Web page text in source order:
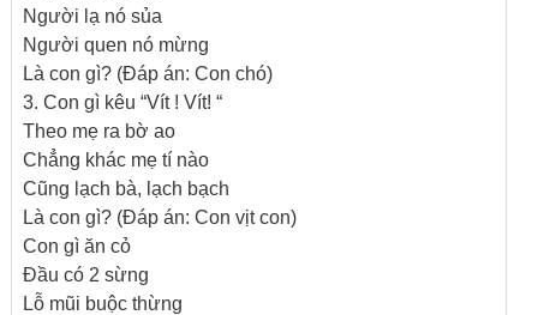
Người lạ nó sủa
Người quen nó mừng
Là con gì? (Đáp án: Con chó)
3. Con gì kêu “Vít ! Vít! “
Theo mẹ ra bờ ao
Chẳng khác mẹ tí nào
Cũng lạch bà, lạch bạch
Là con gì? (Đáp án: Con vịt con)
Con gì ăn cỏ
Đầu có 2 sừng
Lỗ mũi buộc thừng